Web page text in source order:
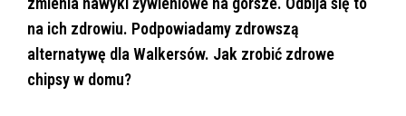
na ich zdrowiu. Podpowiadamy zdrowszą
alternatywę dla Walkersów. Jak zrobić zdrowe
chipsy w domu?